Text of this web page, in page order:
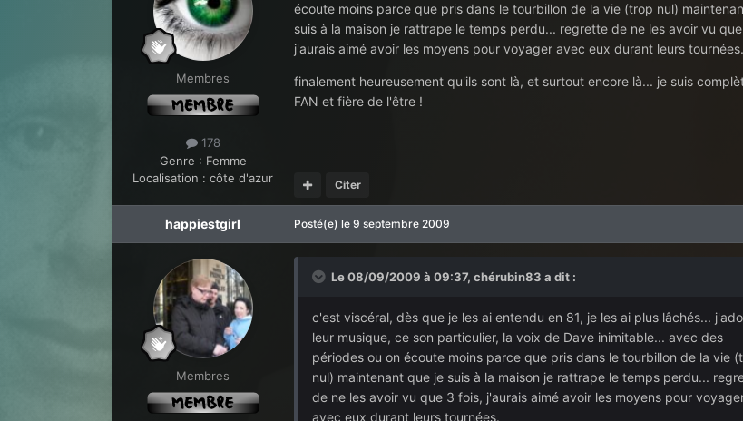
Membres
178
Genre : Femme
Localisation :côte d'azur
écoute moins parce que pris dans le tourbillon de la vie (trop nul)
suis à la maison je rattrape le temps perdu... regrette de ne les avoir vu
j'aurais aimé avoir les moyens pour voyager avec eux durant leurs tournées.
finalement heureusement qu'ils sont là, et surtout encore là... je suis
FAN et fière de l'être !
Citer
happiestgirl
Membres
Posté(e) le 9 septembre 2009
Le 08/09/2009 à 09:37, chérubin83 a dit :
c'est viscéral, dès que je les ai entendu en 81, je les ai plus lâchés...
leur musique, ce son particulier, la voix de Dave inimitable... avec des
périodes ou on écoute moins parce que pris dans le tourbillon de la vie
nul) maintenant que je suis à la maison je rattrape le temps perdu...
de ne les avoir vu que 3 fois, j'aurais aimé avoir les moyens pour
avec eux durant leurs tournées.